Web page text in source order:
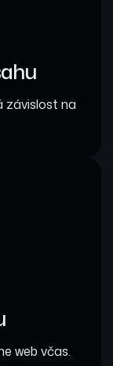
závislost na
web včas.